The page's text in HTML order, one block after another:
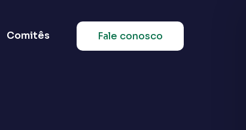
Comitês Fale conosco